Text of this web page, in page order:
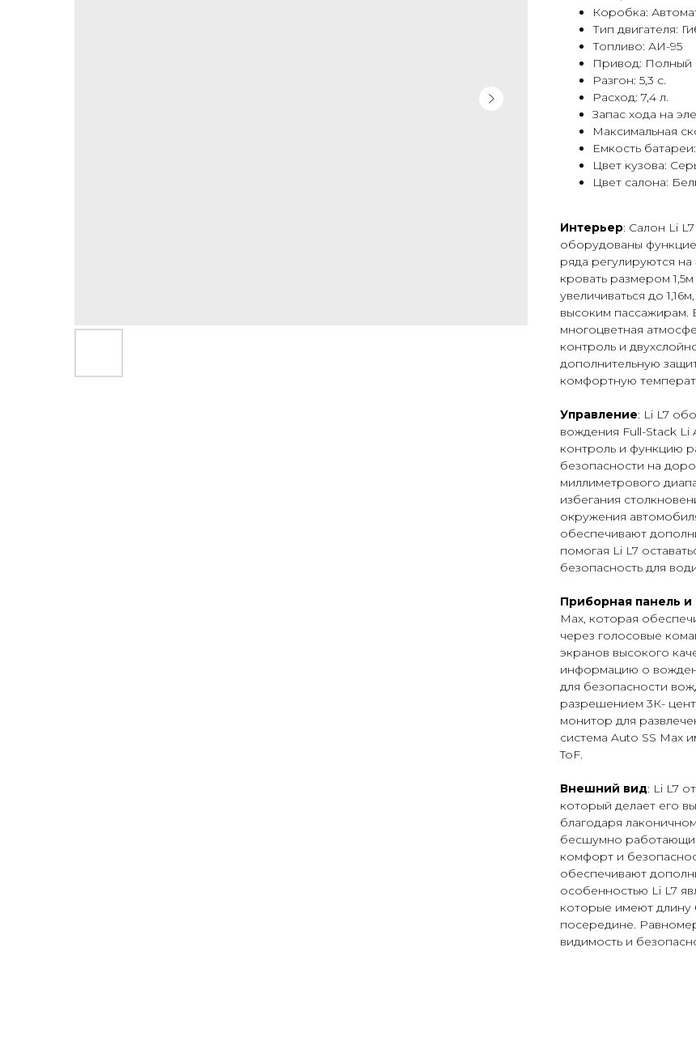
Коробка:
Тип двигателя:
Топливо: АИ-95
Привод: Полный
Разгон: 5,3 с.
Расход: 7,4 л.
Запас хода на
Максимальная
Емкость
Цвет кузова:
Цвет салона:
Интерьер: Салон Li
оборудованы
ряда регулируются
кровать размером
увеличиваться до
высоким пассажирам.
многоцветная
контроль и
дополнительную
комфортную
Управление: Li L7
вождения Full-Stack Li
контроль и функцию
безопасности на
миллиметрового
избегания
окружения
обеспечивают
помогая Li L7
безопасность для
Приборная панель и
Max, которая
через голосовые
экранов высокого
информацию о
для безопасности
разрешением 3К-
монитор для
система Auto SS Max
ToF.
Внешний вид: Li L7
который делает его
благодаря
бесшумно
комфорт и
обеспечивают
особенностью Li L7
которые имеют длину
посередине.
видимость и